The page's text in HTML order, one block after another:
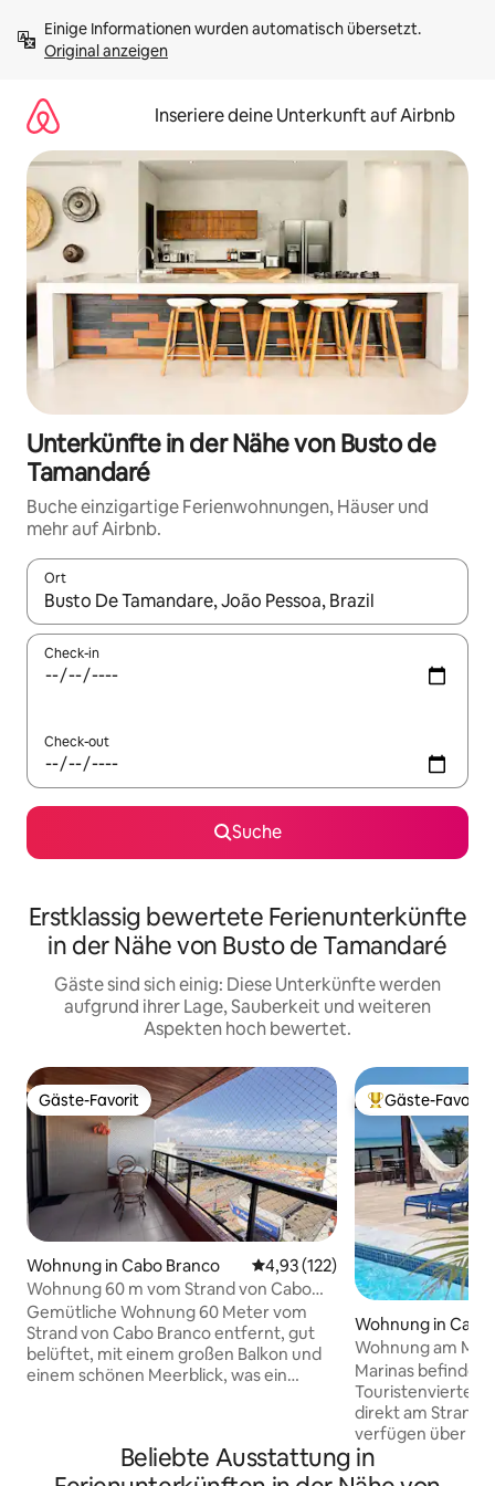
Inhalten
springenOriginal anzeigen
Inseriere deine Unterkunft auf Airbnb
Unterkünfte in der Nähe von Busto de
Tamandaré
Buche einzigartige Ferienwohnungen, Häuser und
mehr auf Airbnb.
Ort
Wenn Ergebnisse verfügbar sind, navigiere mit den
Check-in
Check-out
Suche
Erstklassig bewertete Ferienunterkünfte
in der Nähe von Busto de Tamandaré
Gäste sind sich einig: Diese Unterkünfte werden
aufgrund ihrer Lage, Sauberkeit und weiteren
Aspekten hoch bewertet.
Gäste-Favorit
Gäste-Favorit
Wohnung in Cabo Branco Durchschnittliche Bewertung:
4,93 (122)
Wohnung 60 m vom Strand von Cabo
Branco entfernt
Gemütliche Wohnung 60 Meter vom
Strand von Cabo Branco entfernt, gut
belüftet, mit einem großen Balkon und
einem schönen Meerblick, was ein
Das Gebäude verfügt über einen
Aufzug, einen Pool auf dem Dach und
Beliebter Gäste-
Gäste-Favorit
Wohnung in Cabo
Wohnung am
Branco João
Marinas befindet
Touristenviertels
direkt am Strand
verfügen über
Klimaanlage,
Kühlschrank,
Beliebte Ausstattung in